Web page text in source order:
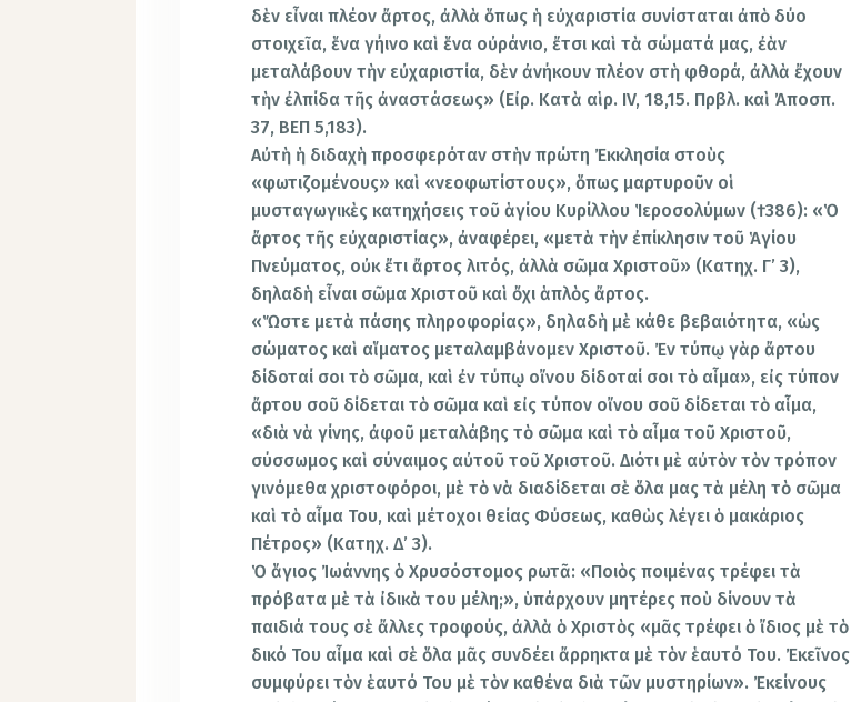
δὲν εἶναι πλέον ἄρτος, ἀλλὰ ὅπως ἡ εὐχαριστία συνίσταται ἀπὸ δύο
στoιχεῖα, ἕνα γήινο καὶ ἕνα οὐράνιο, ἔτσι καὶ τὰ σώματά μας, ἐὰν
μεταλάβουν τὴν εὐχαριστία, δὲν ἀνήκουν πλέον στὴ φθορά, ἀλλὰ ἔχουν
τὴν ἐλπίδα τῆς ἀναστάσεως» (Εἰρ. Κατὰ αἱρ. IV, 18,15. Πρβλ. καὶ Ἀποσπ.
37, ΒΕΠ 5,183).
Αὐτὴ ἡ διδαχὴ προσφερόταν στὴν πρώτη Ἐκκλησία στoὺς
«φωτιζομένους» καὶ «νεoφωτίστoυς», ὅπως μαρτυροῦν οἱ
μυσταγωγικὲς κατηχήσεις τοῦ ἁγίου Κυρίλλου Ἱεροσολύμων (†386): «Ὁ
ἄρτος τῆς εὐχαριστίας», ἀναφέρει, «μετὰ τὴν ἐπίκλησιν τοῦ Ἁγίου
Πνεύματος, οὐκ ἔτι ἄρτος λιτός, ἀλλὰ σῶμα Χριστoῦ» (Κατηχ. Γ’ 3),
δηλαδὴ εἶναι σῶμα Χριστoῦ καὶ ὄχι ἁπλὸς ἄρτος.
«Ὥστε μετὰ πάσης πληροφορίας», δηλαδὴ μὲ κάθε βεβαιότητα, «ὡς
σώματος καὶ αἵματος μεταλαμβάνομεν Χριστοῦ. Ἐν τύπῳ γὰρ ἄρτου
δίδοταί σοι τὸ σῶμα, καὶ ἐν τύπῳ οἴνου δίδοταί σοι τὸ αἷμα», εἰς τύπον
ἄρτου σοῦ δίδεται τὸ σῶμα καὶ εἰς τύπον οἴνου σοῦ δίδεται τὸ αἷμα,
«διὰ νὰ γίνης, ἀφοῦ μεταλάβης τὸ σῶμα καὶ τὸ αἷμα τοῦ Χριστοῦ,
σύσσωμος καὶ σύναιμος αὐτοῦ τοῦ Χριστοῦ. Διότι μὲ αὐτὸν τὸν τρόπον
γινόμεθα χριστοφόροι, μὲ τὸ νὰ διαδίδεται σὲ ὅλα μας τὰ μέλη τὸ σῶμα
καὶ τὸ αἷμα Του, καὶ μέτοχοι θείας Φύσεως, καθὼς λέγει ὁ μακάριος
Πέτρος» (Κατηχ. Δ’ 3).
Ὁ ἅγιoς Ἰωάννης ὁ Χρυσόστομος ρωτᾶ: «Ποιὸς ποιμένας τρέφει τὰ
πρόβατα μὲ τὰ ἰδικὰ του μέλη;», ὑπάρχουν μητέρες ποὺ δίνουν τὰ
παιδιά τους σὲ ἄλλες τροφούς, ἀλλὰ ὁ Χριστὸς «μᾶς τρέφει ὁ ἴδιος μὲ τὸ
δικό Του αἷμα καὶ σὲ ὅλα μᾶς συνδέει ἄρρηκτα μὲ τὸν ἑαυτό Του. Ἐκεῖνος
συμφύρει τὸν ἑαυτό Του μὲ τὸν καθένα διὰ τῶν μυστηρίων». Ἐκείνους